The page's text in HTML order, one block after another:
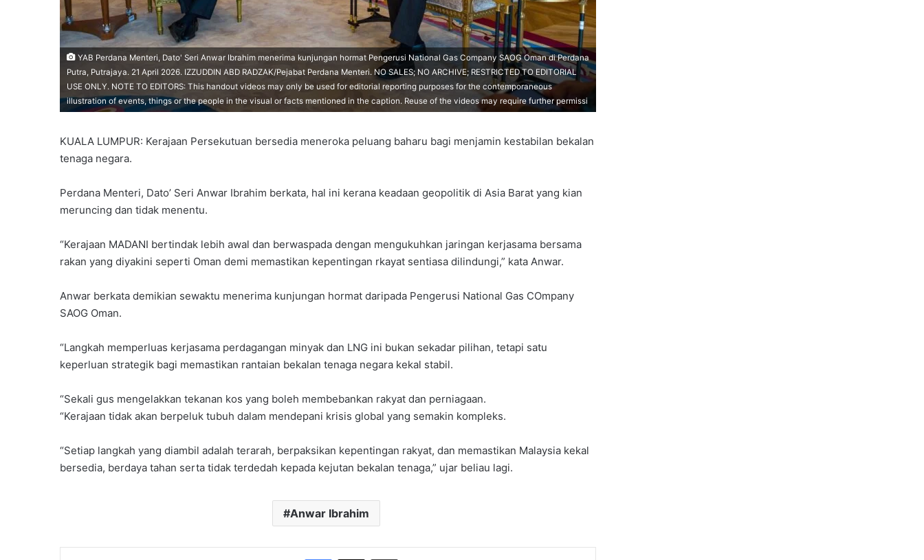
YAB Perdana Menteri, Dato' Seri Anwar Ibrahim menerima kunjungan hormat Pengerusi National Gas Company SAOG Oman di Perdana
Putra, Putrajaya. 21 April 2026. IZZUDDIN ABD RADZAK/Pejabat Perdana Menteri. NO SALES; NO ARCHIVE; RESTRICTED TO EDITORIAL
USE ONLY. NOTE TO EDITORS: This handout videos may only be used for editorial reporting purposes for the contemporaneous
illustration of events, things or the people in the visual or facts mentioned in the caption. Reuse of the videos may require further permissi
KUALA LUMPUR: Kerajaan Persekutuan bersedia meneroka peluang baharu bagi menjamin kestabilan bekalan
tenaga negara.
Perdana Menteri, Dato’ Seri Anwar Ibrahim berkata, hal ini kerana keadaan geopolitik di Asia Barat yang kian
meruncing dan tidak menentu.
“Kerajaan MADANI bertindak lebih awal dan berwaspada dengan mengukuhkan jaringan kerjasama bersama
rakan yang diyakini seperti Oman demi memastikan kepentingan rkayat sentiasa dilindungi,” kata Anwar.
Anwar berkata demikian sewaktu menerima kunjungan hormat daripada Pengerusi National Gas COmpany
SAOG Oman.
“Langkah memperluas kerjasama perdagangan minyak dan LNG ini bukan sekadar pilihan, tetapi satu
keperluan strategik bagi memastikan rantaian bekalan tenaga negara kekal stabil.
“Sekali gus mengelakkan tekanan kos yang boleh membebankan rakyat dan perniagaan.
“Kerajaan tidak akan berpeluk tubuh dalam mendepani krisis global yang semakin kompleks.
“Setiap langkah yang diambil adalah terarah, berpaksikan kepentingan rakyat, dan memastikan Malaysia kekal
bersedia, berdaya tahan serta tidak terdedah kepada kejutan bekalan tenaga,” ujar beliau lagi.
Anwar Ibrahim